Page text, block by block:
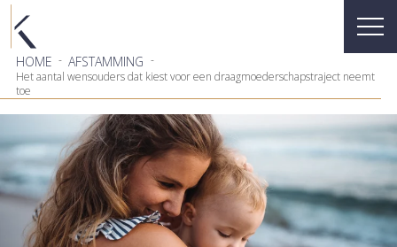
HOME - AFSTAMMING -
Het aantal wensouders dat kiest voor een draagmoederschapstraject neemt
toe